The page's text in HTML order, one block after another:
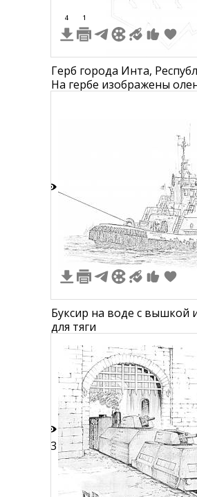
4 1
Герб города Инта,
На гербе изображены
Буксир на воде с вышкой
для тяги
23